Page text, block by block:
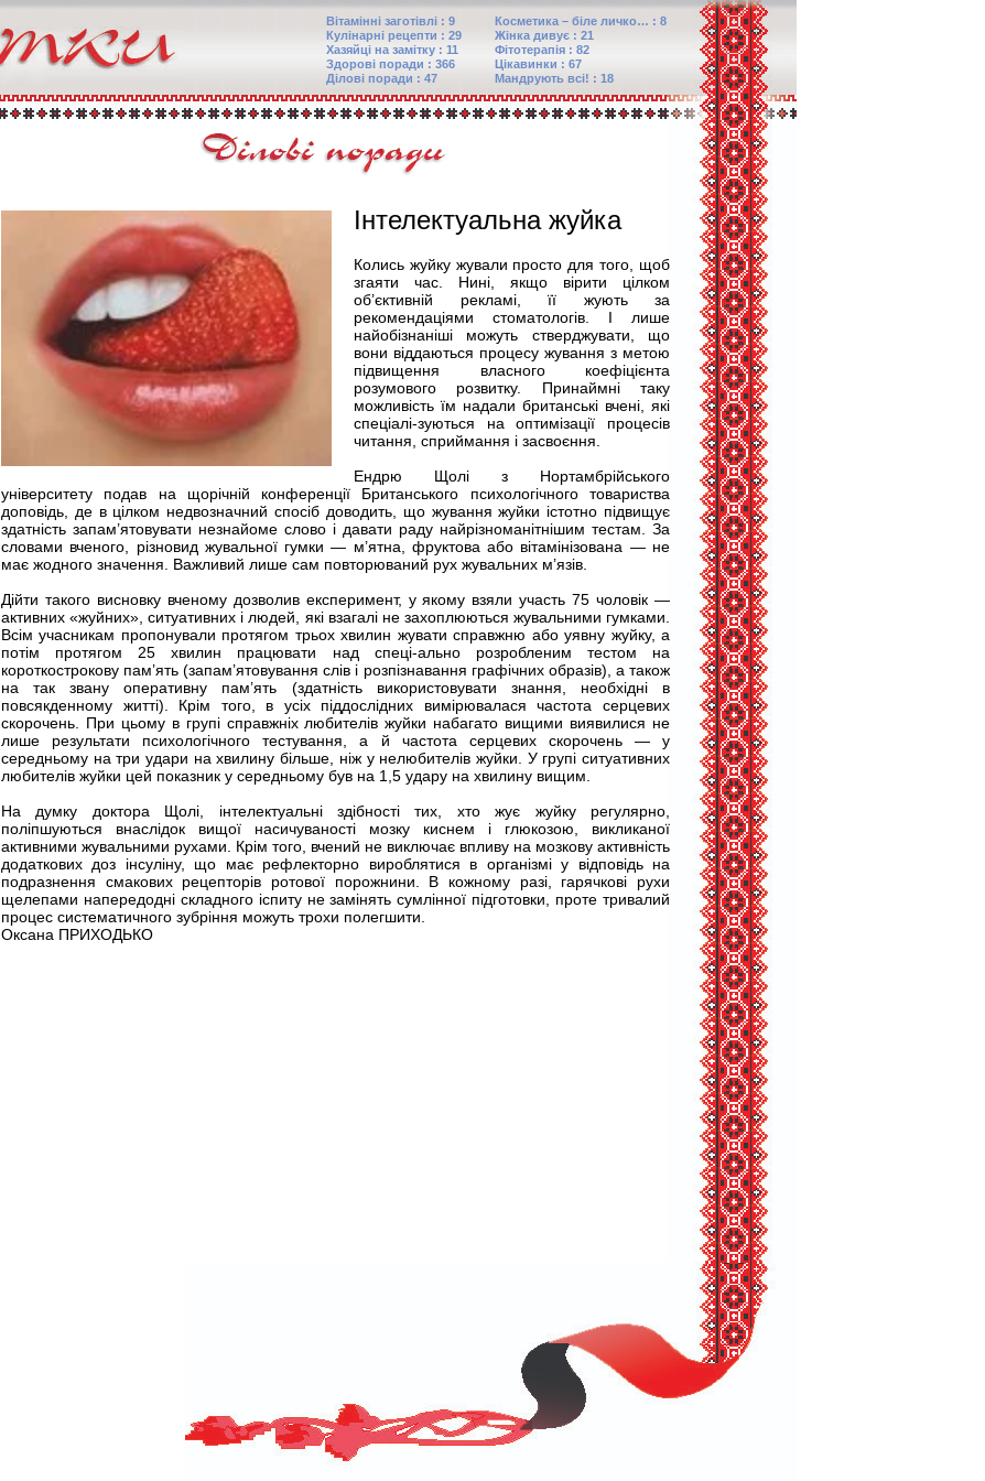
Косметика – біле личко… : 8
Жінка дивує : 21
Фітотерапія : 82
Цікавинки : 67
Мандрують всі! : 18
Вітамінні заготівлі : 9
Кулінарні рецепти : 29
Хазяйці на замітку : 11
Здорові поради : 366
Ділові поради : 47
Інтелектуальна жуйка
Колись жуйку жували просто для того, щоб
згаяти час. Нині, якщо вірити цілком
об’єктивній рекламі, її жують за
рекомендаціями стоматологів. І лише
найобізнаніші можуть стверджувати, що
вони віддаються процесу жування з метою
підвищення власного коефіцієнта
розумового розвитку. Принаймні таку
можливість їм надали британські вчені, які
спеціалі-зуються на оптимізації процесів
читання, сприймання і засвоєння.
Ендрю Щолі з Нортамбрійського
університету подав на щорічній конференції Британського психологічного товариства
доповідь, де в цілком недвозначний спосіб доводить, що жування жуйки істотно підвищує
здатність запам’ятовувати незнайоме слово і давати раду найрізноманітнішим тестам. За
словами вченого, різновид жувальної гумки — м’ятна, фруктова або вітамінізована — не
має жодного значення. Важливий лише сам повторюваний рух жувальних м’язів.
Дійти такого висновку вченому дозволив експеримент, у якому взяли участь 75 чоловік —
активних «жуйних», ситуативних і людей, які взагалі не захоплюються жувальними гумками.
Всім учасникам пропонували протягом трьох хвилин жувати справжню або уявну жуйку, а
потім протягом 25 хвилин працювати над спеці-ально розробленим тестом на
короткострокову пам’ять (запам’ятовування слів і розпізнавання графічних образів), а також
на так звану оперативну пам’ять (здатність використовувати знання, необхідні в
повсякденному житті). Крім того, в усіх піддослідних вимірювалася частота серцевих
скорочень. При цьому в групі справжніх любителів жуйки набагато вищими виявилися не
лише результати психологічного тестування, а й частота серцевих скорочень — у
середньому на три удари на хвилину більше, ніж у нелюбителів жуйки. У групі ситуативних
любителів жуйки цей показник у середньому був на 1,5 удару на хвилину вищим.
На думку доктора Щолі, інтелектуальні здібності тих, хто жує жуйку регулярно,
поліпшуються внаслідок вищої насичуваності мозку киснем і глюкозою, викликаної
активними жувальними рухами. Крім того, вчений не виключає впливу на мозкову активність
додаткових доз інсуліну, що має рефлекторно вироблятися в організмі у відповідь на
подразнення смакових рецепторів ротової порожнини. В кожному разі, гарячкові рухи
щелепами напередодні складного іспиту не замінять сумлінної підготовки, проте тривалий
процес систематичного зубріння можуть трохи полегшити.
Оксана ПРИХОДЬКО